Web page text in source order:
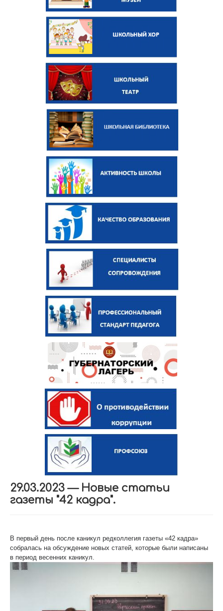
29.03.2023 — Новые статьи
газеты "42 кадра".
В первый день после каникул редколлегия газеты «42 кадра»
собралась на обсуждение новых статей, которые были написаны
в период весенних каникул.